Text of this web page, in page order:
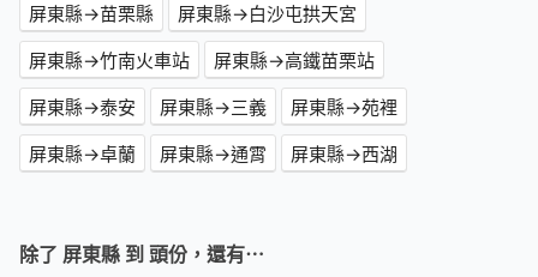
屏東縣→苗栗縣
屏東縣→白沙屯拱天宮
屏東縣→竹南火車站
屏東縣→高鐵苗栗站
屏東縣→泰安
屏東縣→三義
屏東縣→苑裡
屏東縣→卓蘭
屏東縣→通霄 屏東縣→西湖
除了 屏東縣 到 頭份，還有⋯